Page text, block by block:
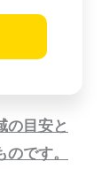
の目安と
です。